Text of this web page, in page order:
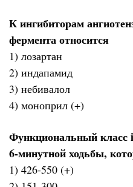
К ингибиторам
фермента относится
1) лозартан
2) индапамид
3) небивалол
4) моноприл (+)
Функциональный класс i
6-минутной ходьбы,
1) 426-550 (+)